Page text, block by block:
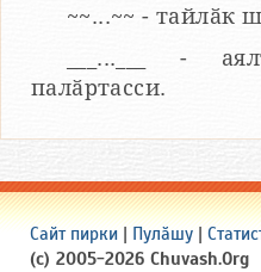
~~...~~ - тайлӑк
___...___ -
палӑртасси.
Сайт пирки | Пулӑшу |
(c) 2005-2026 Chuvash.Org